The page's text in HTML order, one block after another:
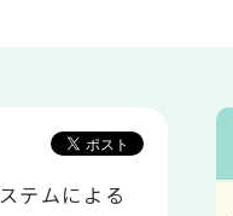
テムによる